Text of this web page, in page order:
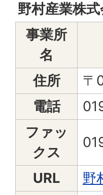
野村産業株
事業所
名
住所
〒
電話
ファッ
クス
URL
野